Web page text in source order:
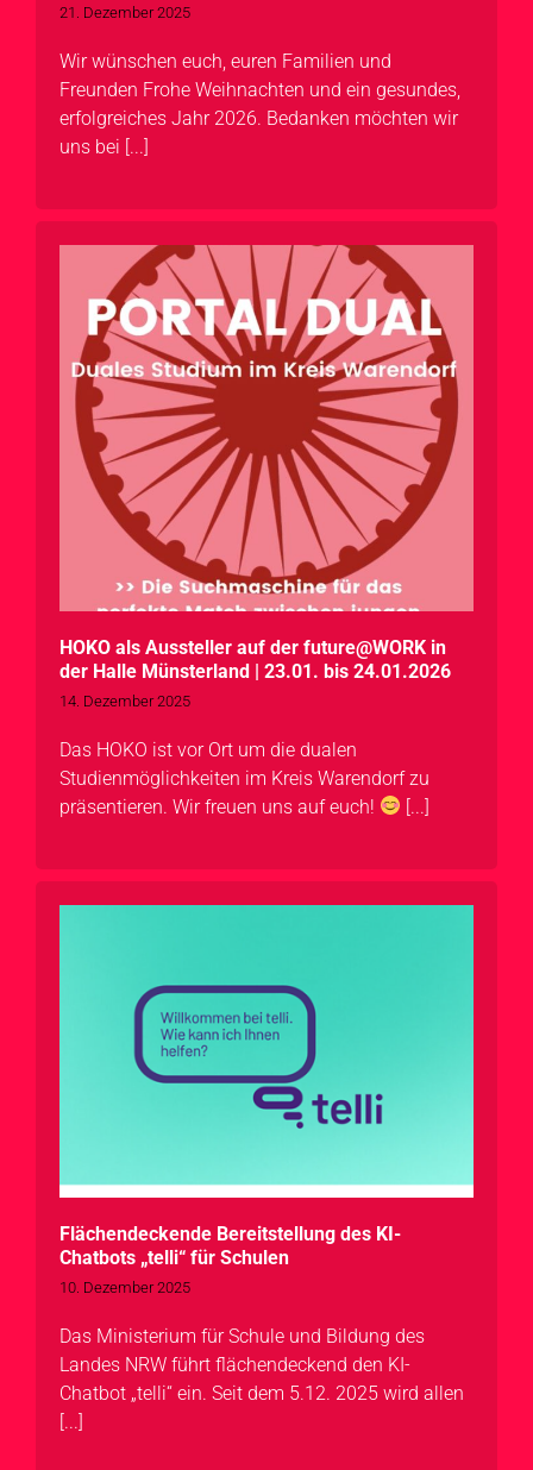
21. Dezember 2025
Wir wünschen euch, euren Familien und
Freunden Frohe Weihnachten und ein gesundes,
erfolgreiches Jahr 2026. Bedanken möchten wir
uns bei [...]
HOKO als Aussteller auf der future@WORK in
der Halle Münsterland | 23.01. bis 24.01.2026
14. Dezember 2025
Das HOKO ist vor Ort um die dualen
Studienmöglichkeiten im Kreis Warendorf zu
präsentieren. Wir freuen uns auf euch!
[...]
Flächendeckende Bereitstellung des KI-
Chatbots „telli“ für Schulen
10. Dezember 2025
Das Ministerium für Schule und Bildung des
Landes NRW führt flächendeckend den KI-
Chatbot „telli“ ein. Seit dem 5.12. 2025 wird allen
[...]